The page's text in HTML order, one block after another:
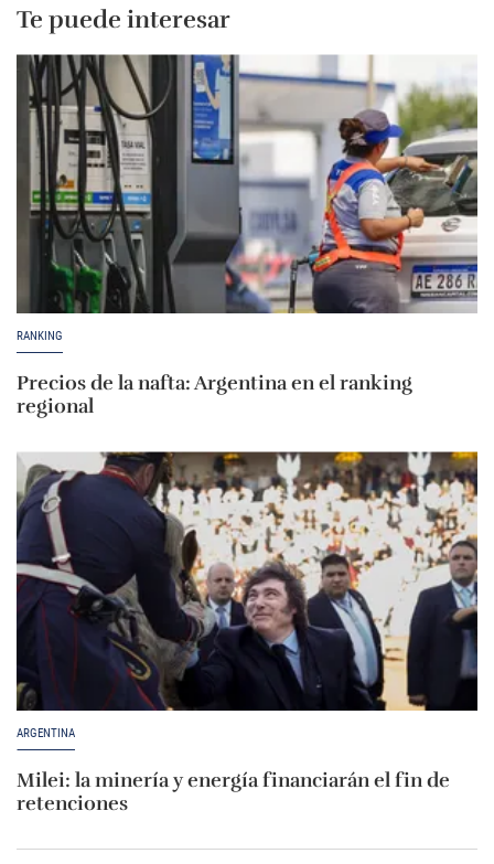
Te puede interesar
RANKING
Precios de la nafta: Argentina en el ranking
regional
ARGENTINA
Milei: la minería y energía financiarán el fin de
retenciones